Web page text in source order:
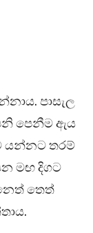
පාසැල
පෙනීම ඇය
යන්නට තරම්
මඟ දිගට
තෙත්